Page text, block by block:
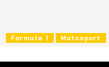
Formuła 1 Motosport